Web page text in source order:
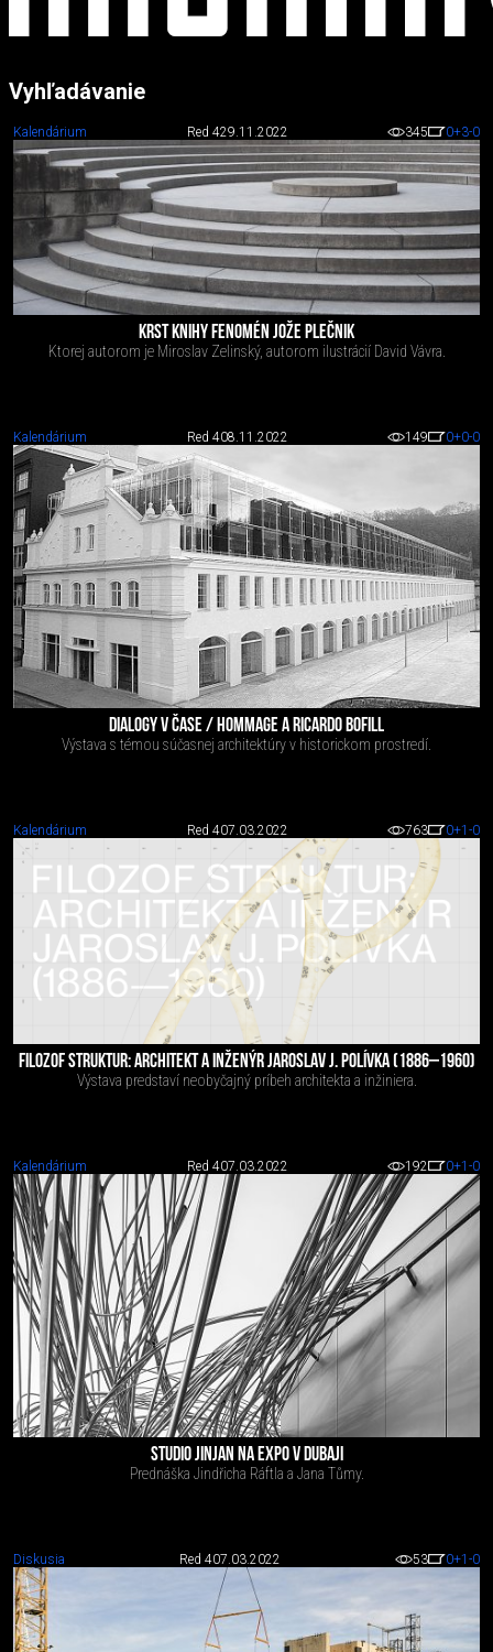
Vyhľadávanie
Kalendárium Red 429.11.2022 345 0+3-0
KRST KNIHY FENOMÉN JOŽE PLEČNIK
Ktorej autorom je Miroslav Zelinský, autorom ilustrácií David Vávra.
Kalendárium Red 408.11.2022 149 0+0-0
DIALOGY V ČASE / HOMMAGE A RICARDO BOFILL
Výstava s témou súčasnej architektúry v historickom prostredí.
Kalendárium Red 407.03.2022 763 0+1 -0
FILOZOF STRUKTUR: ARCHITEKT A INŽENÝR JAROSLAV J. POLÍVKA (1886–1960)
Výstava predstaví neobyčajný príbeh architekta a inžiniera.
Kalendárium Red 407.03.2022 192 0+1 -0
STUDIO JINJAN NA EXPO V DUBAJI
Prednáška Jindřicha Ráftla a Jana Tůmy.
Diskusia Red 407.03.2022 53 0+1 -0